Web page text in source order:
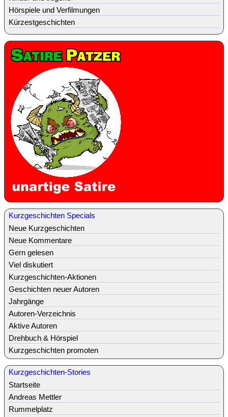
Hörspiele und Verfilmungen
Kürzestgeschichten
Kurzgeschichten Specials
Neue Kurzgeschichten
Neue Kommentare
Gern gelesen
Viel diskutiert
Kurzgeschichten-Aktionen
Geschichten neuer Autoren
Jahrgänge
Autoren-Verzeichnis
Aktive Autoren
Drehbuch & Hörspiel
Kurzgeschichten promoten
Kurzgeschichten-Stories
Startseite
Andreas Mettler
Rummelplatz